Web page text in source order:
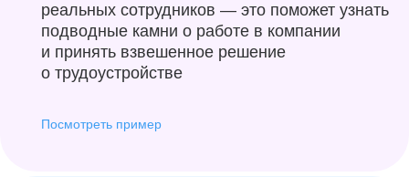
реальных сотрудников — это поможет узнать
подводные камни о работе в компании
и принять взвешенное решение
о трудоустройстве
Посмотреть пример